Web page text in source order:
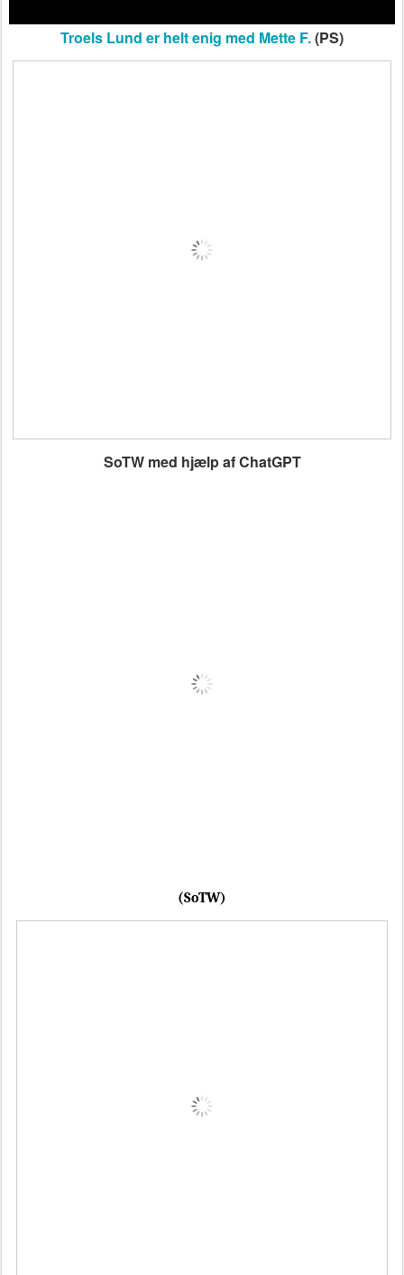
Troels Lund er helt enig med Mette F.(PS)
SoTW med hjælp af ChatGPT
(SoTW)